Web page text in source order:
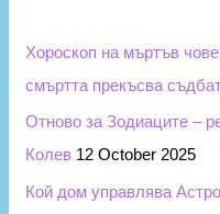
o
r
:
Хороскоп на мъртъв
смъртта прекъсва
Отново за Зодиаците –
Колев 12 October 2025
Кой дом управлява